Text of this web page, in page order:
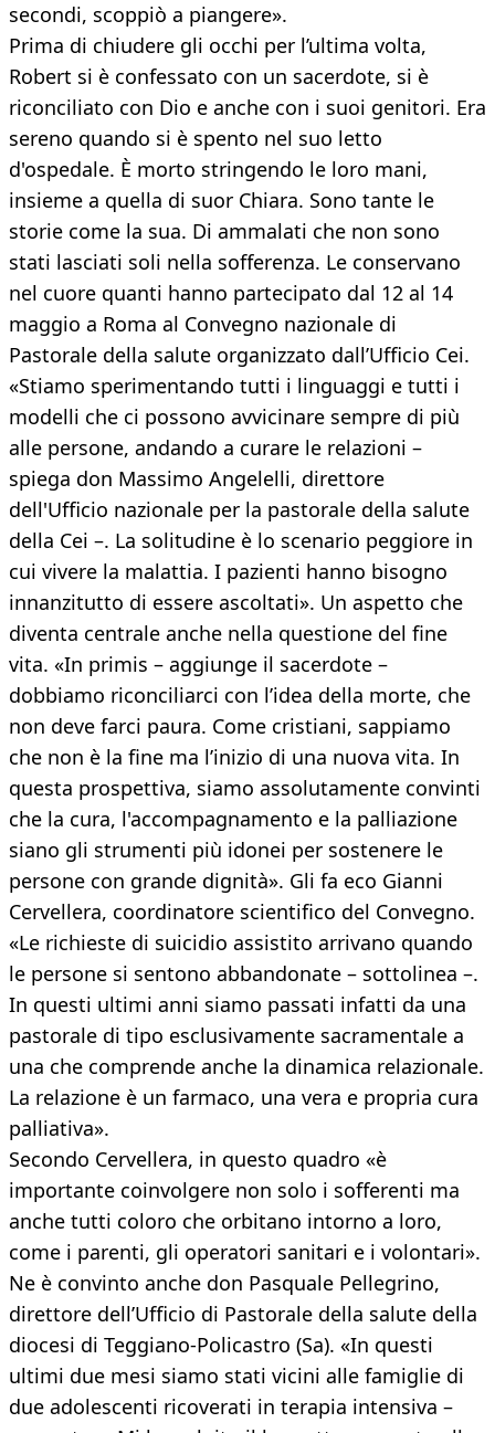
secondi, scoppiò a piangere».
Prima di chiudere gli occhi per l’ultima volta,
Robert si è confessato con un sacerdote, si è
riconciliato con Dio e anche con i suoi genitori. Era
sereno quando si è spento nel suo letto
d'ospedale. È morto stringendo le loro mani,
insieme a quella di suor Chiara. Sono tante le
storie come la sua. Di ammalati che non sono
stati lasciati soli nella sofferenza. Le conservano
nel cuore quanti hanno partecipato dal 12 al 14
maggio a Roma al Convegno nazionale di
Pastorale della salute organizzato dall’Ufficio Cei.
«Stiamo sperimentando tutti i linguaggi e tutti i
modelli che ci possono avvicinare sempre di più
alle persone, andando a curare le relazioni –
spiega don Massimo Angelelli, direttore
dell'Ufficio nazionale per la pastorale della salute
della Cei –. La solitudine è lo scenario peggiore in
cui vivere la malattia. I pazienti hanno bisogno
innanzitutto di essere ascoltati». Un aspetto che
diventa centrale anche nella questione del fine
vita. «In primis – aggiunge il sacerdote –
dobbiamo riconciliarci con l’idea della morte, che
non deve farci paura. Come cristiani, sappiamo
che non è la fine ma l’inizio di una nuova vita. In
questa prospettiva, siamo assolutamente convinti
che la cura, l'accompagnamento e la palliazione
siano gli strumenti più idonei per sostenere le
persone con grande dignità». Gli fa eco Gianni
Cervellera, coordinatore scientifico del Convegno.
«Le richieste di suicidio assistito arrivano quando
le persone si sentono abbandonate – sottolinea –.
In questi ultimi anni siamo passati infatti da una
pastorale di tipo esclusivamente sacramentale a
una che comprende anche la dinamica relazionale.
La relazione è un farmaco, una vera e propria cura
palliativa».
Secondo Cervellera, in questo quadro «è
importante coinvolgere non solo i sofferenti ma
anche tutti coloro che orbitano intorno a loro,
come i parenti, gli operatori sanitari e i volontari».
Ne è convinto anche don Pasquale Pellegrino,
direttore dell’Ufficio di Pastorale della salute della
diocesi di Teggiano-Policastro (Sa). «In questi
ultimi due mesi siamo stati vicini alle famiglie di
due adolescenti ricoverati in terapia intensiva –